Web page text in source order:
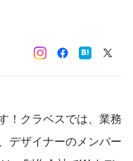
！クラベスでは、業務
デザイナーのメンバー